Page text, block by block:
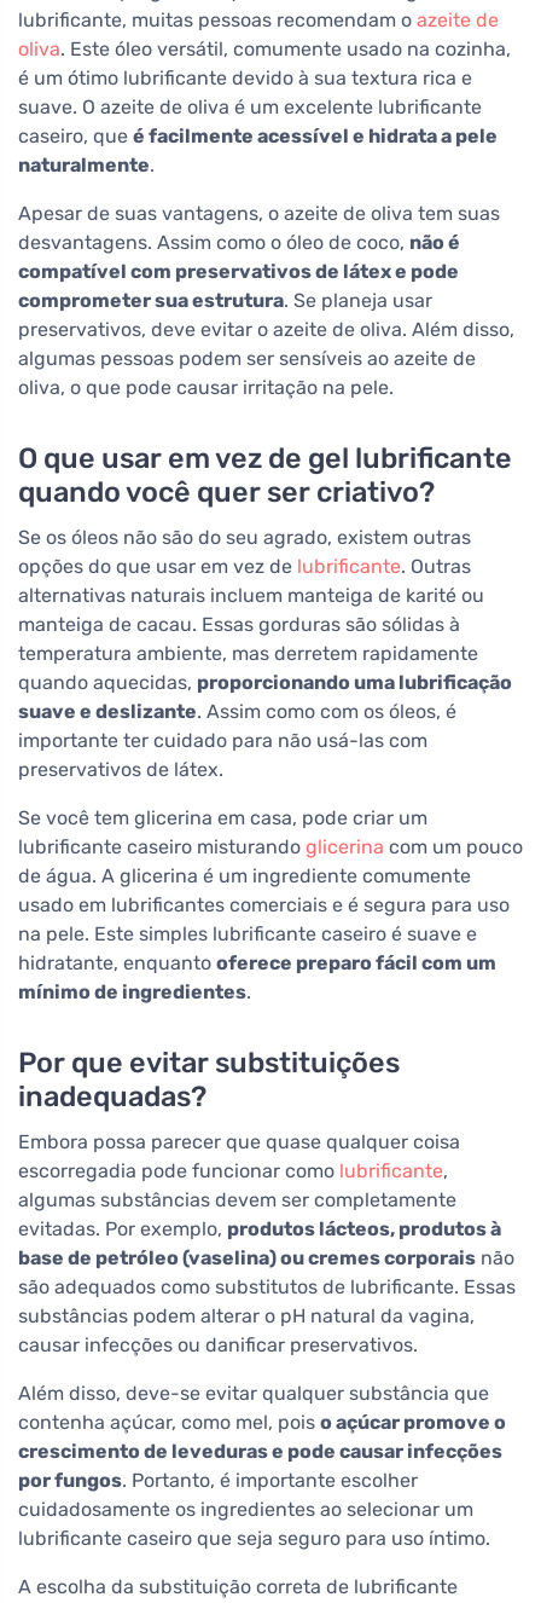
lubrificante, muitas pessoas recomendam o azeite de
oliva. Este óleo versátil, comumente usado na cozinha,
é um ótimo lubrificante devido à sua textura rica e
suave. O azeite de oliva é um excelente lubrificante
caseiro, que é facilmente acessível e hidrata a pele
naturalmente.
Apesar de suas vantagens, o azeite de oliva tem suas
desvantagens. Assim como o óleo de coco, não é
compatível com preservativos de látex e pode
comprometer sua estrutura. Se planeja usar
preservativos, deve evitar o azeite de oliva. Além disso,
algumas pessoas podem ser sensíveis ao azeite de
oliva, o que pode causar irritação na pele.
O que usar em vez de gel lubrificante
quando você quer ser criativo?
Se os óleos não são do seu agrado, existem outras
opções do que usar em vez de lubrificante. Outras
alternativas naturais incluem manteiga de karité ou
manteiga de cacau. Essas gorduras são sólidas à
temperatura ambiente, mas derretem rapidamente
quando aquecidas, proporcionando uma lubrificação
suave e deslizante. Assim como com os óleos, é
importante ter cuidado para não usá-las com
preservativos de látex.
Se você tem glicerina em casa, pode criar um
lubrificante caseiro misturando glicerina com um pouco
de água. A glicerina é um ingrediente comumente
usado em lubrificantes comerciais e é segura para uso
na pele. Este simples lubrificante caseiro é suave e
hidratante, enquanto oferece preparo fácil com um
mínimo de ingredientes.
Por que evitar substituições
inadequadas?
Embora possa parecer que quase qualquer coisa
escorregadia pode funcionar como lubrificante,
algumas substâncias devem ser completamente
evitadas. Por exemplo, produtos lácteos, produtos à
base de petróleo (vaselina) ou cremes corporais não
são adequados como substitutos de lubrificante. Essas
substâncias podem alterar o pH natural da vagina,
causar infecções ou danificar preservativos.
Além disso, deve-se evitar qualquer substância que
contenha açúcar, como mel, pois o açúcar promove o
crescimento de leveduras e pode causar infecções
por fungos. Portanto, é importante escolher
cuidadosamente os ingredientes ao selecionar um
lubrificante caseiro que seja seguro para uso íntimo.
A escolha da substituição correta de lubrificante